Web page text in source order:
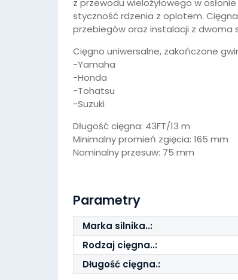
z przewodu wielożyłowego w
styczność rdzenia z oplotem.
przebiegów oraz instalacji z dwoma
Cięgno uniwersalne, zakończone
-Yamaha
-Honda
-Tohatsu
-Suzuki
Długość cięgna: 43FT/13 m
Minimalny promień zgięcia: 165 mm
Nominalny przesuw: 75 mm
Parametry
Marka silnika..:
Rodzaj cięgna..:
Długość cięgna.: